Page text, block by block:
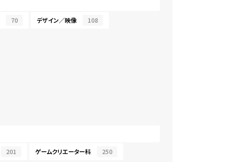
70 デザイン／映像 108
201 ゲームクリエーター科 250